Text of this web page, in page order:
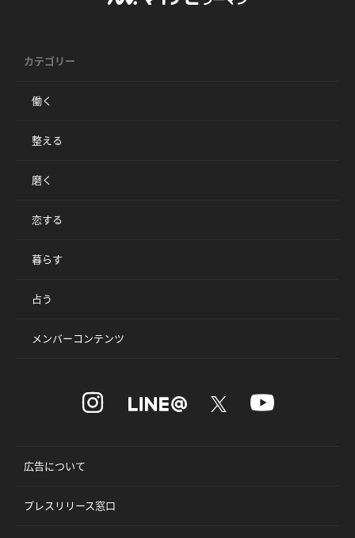
カテゴリー
働く
整える
磨く
恋する
暮らす
占う
メンバーコンテンツ
広告について
プレスリリース窓口